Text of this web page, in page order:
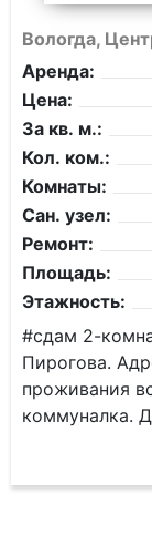
Вологда,
Аренда:
Цена:
За кв. м.:
Кол. ком.:
Комнаты:
Сан. узел:
Ремонт:
Площадь:
Этажность:
#сдам 2-
Пирогова.
проживания
коммуналка.